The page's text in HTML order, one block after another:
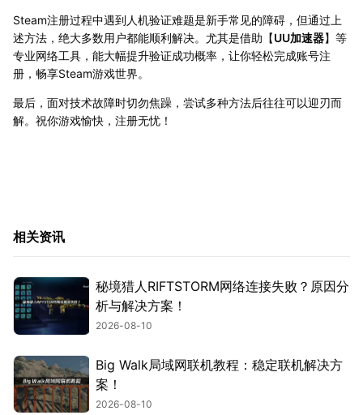
Steam注册过程中遇到人机验证难题是新手常见的障碍，但通过上
述方法，绝大多数用户都能顺利解决。尤其是借助【UU加速器】等
专业网络工具，能大幅提升验证成功概率，让你轻松完成账号注
册，畅享Steam游戏世界。
最后，面对技术故障时切勿焦躁，尝试多种方法后往往可以迎刃而
解。祝你游戏愉快，注册无忧！
相关资讯
秘境猎人RIFTSTORM网络连接失败？原因分
析与解决方案！
2026-08-10
Big Walk局域网联机教程：稳定联机解决方
案！
2026-08-10